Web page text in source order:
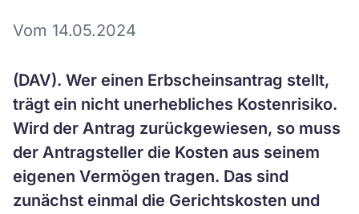
Vom 14.05.2024
(DAV). Wer einen Erbscheinsantrag stellt,
trägt ein nicht unerhebliches Kostenrisiko.
Wird der Antrag zurückgewiesen, so muss
der Antragsteller die Kosten aus seinem
eigenen Vermögen tragen. Das sind
zunächst einmal die Gerichtskosten und